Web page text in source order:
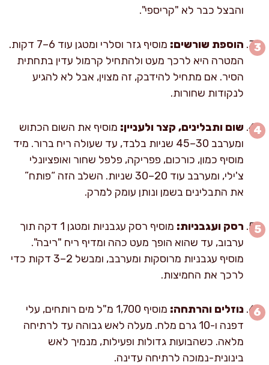
והבצל כבר לא "קריספי".
הוספת שורשים:
מוסיף גזר וסלרי ומטגן עוד 6–7 דקות.
המטרה היא לרכך מעט ולהתחיל קרמול עדין בתחתית
הסיר. אם מתחיל להידבק, זה מצוין, אבל לא להגיע
לנקודות שחורות.
שום ותבלינים, קצר ולעניין: מוסיף את השום הכתוש
ומערבב 30–45 שניות בלבד, עד שעולה ריח ברור. מיד
מוסיף כמון, כורכום, פפריקה, פלפל שחור ואופציונלי
צ'ילי, ומערבב עוד 20–30 שניות. השלב הזה “פותח”
את התבלינים בשמן ונותן עומק למרק.
רסק ועגבניות:
מוסיף רסק עגבניות ומטגן 1 דקה תוך
ערבוב, עד שהוא הופך מעט כהה ומדיף ריח "ריבה".
מוסיף עגבניות מרוסקות ומערבב, ומבשל 2–3 דקות כדי
לרכך את החמיצות.
נוזלים והרתחה:
מוסיף 1,700 מ"ל מים רותחים, עלי
דפנה ו-10 גרם מלח. מעלה לאש גבוהה עד לרתיחה
מלאה. כשהבועות גדולות ופעילות, מנמיך לאש
בינונית-נמוכה לרתיחה עדינה.